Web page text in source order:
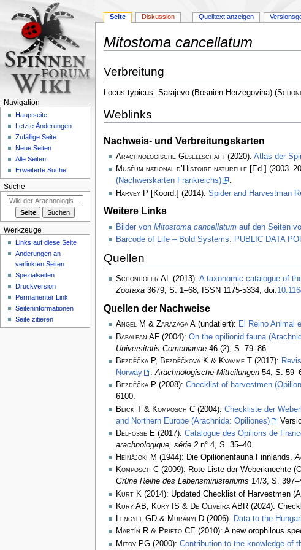
Mitostoma cancellatum
Navigation
springen
Suche
springen
Verbreitung
Locus typicus: Sarajevo (Bosnien-Herzegovina) (
Weblinks
Nachweis- und Verbreitungskarten
Arachnologische Gesellschaft(2020): Atlas der
Muséum national d’Histoire naturelle[Ed.]
(Nachweiskarten Frankreichs)
.
Harvey P [Koord.] (2014): Spider and Harvestman
Weitere Links
Bilder von Mitostoma cancellatumauf den Seiten
Barcode of Life – Bold Systems: PUBLIC DATA
Quellen
Schönhofer AL(2013): A taxonomic catalogue of
Zootaxa3679, S. 1–68, ISSN 1175-5334, doi:
Quellen der Nachweise
Angel M & Zarazaga A(undatiert): El Reino Animal
Babalean AF(2004): On the opilionid fauna
Universitatis Comenianae46 (2), S. 79–86.
Bezděčka P, Bezděčková K & Kvamme T
(2017):
Norway
.Arachnologische Mitteilungen54, S.
Bezděčka P (2008): Checklist of harvestmen
6100.
Blick T & Komposch C(2004): Checkliste der
and Northern Europe (Arachnida: Opiliones)
Delfosse E (2017): Catalogue des Opilions de
arachnologique, série 2n° 4, S. 35–40.
Heinäjoki M (1944): Die Opilionenfauna Finnlands.
Komposch C(2009): Rote Liste der Weberknechte
Grüne Reihe des Lebensministeriums 14/3, S.
Kurt K (2014): Updated Checklist of Harvestmen
Kury AB, Kury IS & De Oliveira ABR(2024):
Lengyel GD & Murányi D(2006): Data to the
Martín R & Prieto CE(2010): A new orophilous
Mitov PG(2000): Contribution to the knowledge of
Seite Diskussion Quelltext anzeigen
Navigation
Hauptseite
Letzte Änderungen
Zufällige Seite
Neue Seiten
Alle Seiten
Erweiterte Suche
Suche
Werkzeuge
Links auf diese Seite
Änderungen an
verlinkten Seiten
Spezialseiten
Druckversion
Permanenter Link
Seiten­­informationen
Seite zitieren